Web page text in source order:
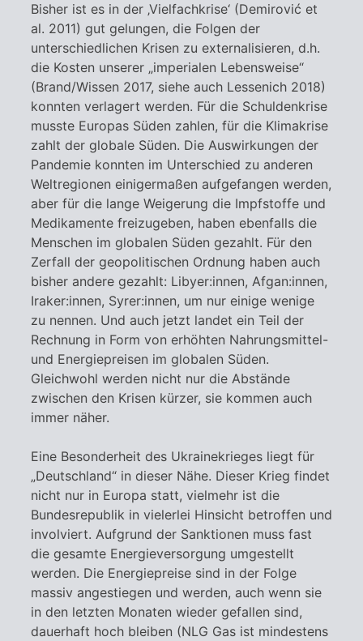
Bisher ist es in der ‚Vielfachkrise‘ (Demirović et
al. 2011) gut gelungen, die Folgen der
unterschiedlichen Krisen zu externalisieren, d.h.
die Kosten unserer „imperialen Lebensweise“
(Brand/Wissen 2017, siehe auch Lessenich 2018)
konnten verlagert werden. Für die Schuldenkrise
musste Europas Süden zahlen, für die Klimakrise
zahlt der globale Süden. Die Auswirkungen der
Pandemie konnten im Unterschied zu anderen
Weltregionen einigermaßen aufgefangen werden,
aber für die lange Weigerung die Impfstoffe und
Medikamente freizugeben, haben ebenfalls die
Menschen im globalen Süden gezahlt. Für den
Zerfall der geopolitischen Ordnung haben auch
bisher andere gezahlt: Libyer:innen, Afgan:innen,
Iraker:innen, Syrer:innen, um nur einige wenige
zu nennen. Und auch jetzt landet ein Teil der
Rechnung in Form von erhöhten Nahrungsmittel-
und Energiepreisen im globalen Süden.
Gleichwohl werden nicht nur die Abstände
zwischen den Krisen kürzer, sie kommen auch
immer näher.
Eine Besonderheit des Ukrainekrieges liegt für
„Deutschland“ in dieser Nähe. Dieser Krieg findet
nicht nur in Europa statt, vielmehr ist die
Bundesrepublik in vielerlei Hinsicht betroffen und
involviert. Aufgrund der Sanktionen muss fast
die gesamte Energieversorgung umgestellt
werden. Die Energiepreise sind in der Folge
massiv angestiegen und werden, auch wenn sie
in den letzten Monaten wieder gefallen sind,
dauerhaft hoch bleiben (NLG Gas ist mindestens